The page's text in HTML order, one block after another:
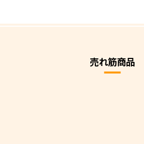
売れ筋商品